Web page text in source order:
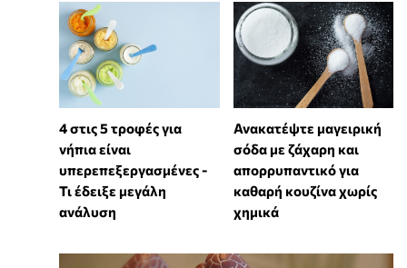
4 στις 5 τροφές για
νήπια είναι
υπερεπεξεργασμένες -
Τι έδειξε μεγάλη
ανάλυση
Ανακατέψτε μαγειρική
σόδα με ζάχαρη και
απορρυπαντικό για
καθαρή κουζίνα χωρίς
χημικά